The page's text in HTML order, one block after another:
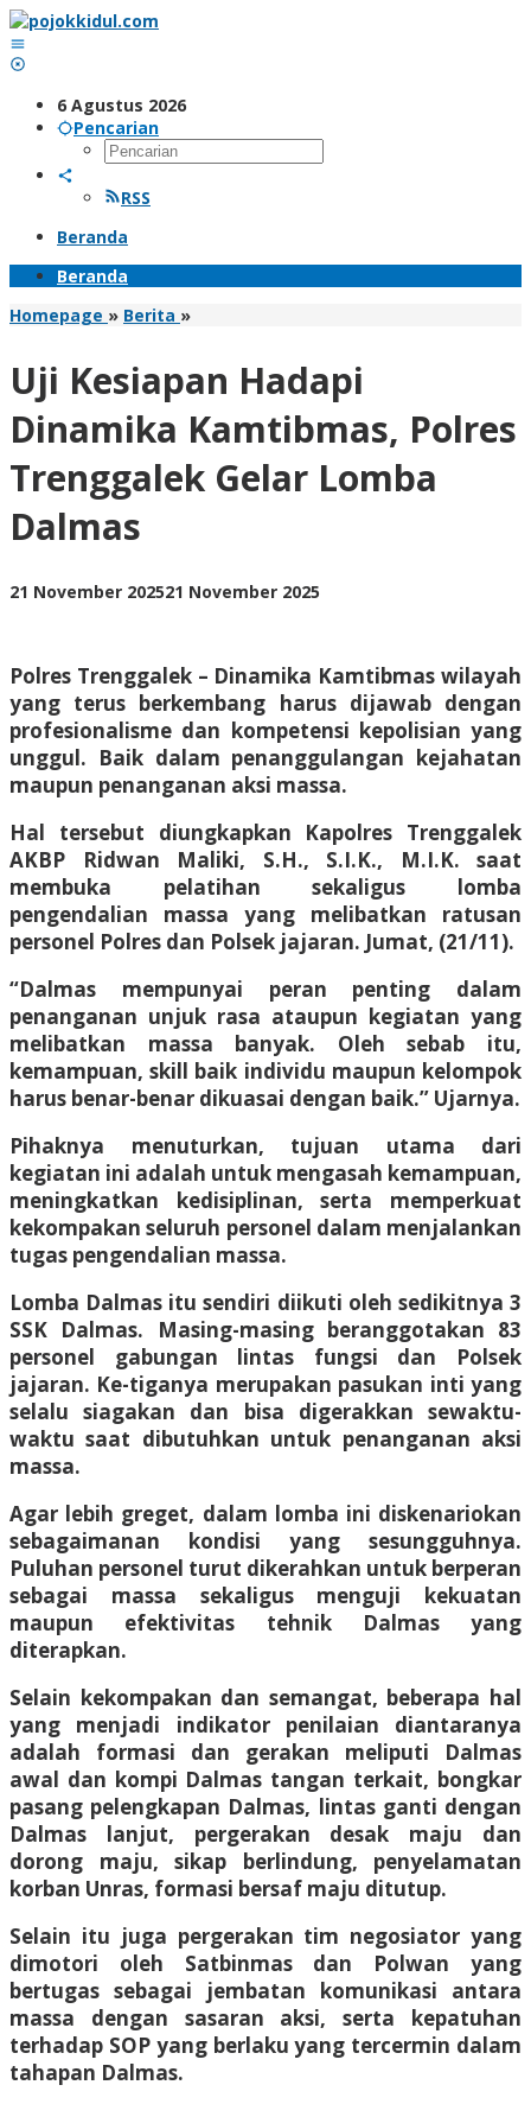
Lewati
ke
konten
6 Agustus 2026
Pencarian
RSS
Beranda
Beranda
Homepage » Berita »Uji
Dinamika
Polres
Trenggalek
Gelar
Lomba
Uji Kesiapan Hadapi
Dinamika Kamtibmas, Polres
Trenggalek Gelar Lomba
Dalmas
21 November 202521 November 2025
Polres Trenggalek – Dinamika Kamtibmas wilayah
yang terus berkembang harus dijawab dengan
profesionalisme dan kompetensi kepolisian yang
unggul. Baik dalam penanggulangan kejahatan
maupun penanganan aksi massa.
Hal tersebut diungkapkan Kapolres Trenggalek
AKBP Ridwan Maliki, S.H., S.I.K., M.I.K. saat
membuka pelatihan sekaligus lomba
pengendalian massa yang melibatkan ratusan
personel Polres dan Polsek jajaran. Jumat, (21/11).
“Dalmas mempunyai peran penting dalam
penanganan unjuk rasa ataupun kegiatan yang
melibatkan massa banyak. Oleh sebab itu,
kemampuan, skill baik individu maupun kelompok
harus benar-benar dikuasai dengan baik.” Ujarnya.
Pihaknya menuturkan, tujuan utama dari
kegiatan ini adalah untuk mengasah kemampuan,
meningkatkan kedisiplinan, serta memperkuat
kekompakan seluruh personel dalam menjalankan
tugas pengendalian massa.
Lomba Dalmas itu sendiri diikuti oleh sedikitnya 3
SSK Dalmas. Masing-masing beranggotakan 83
personel gabungan lintas fungsi dan Polsek
jajaran. Ke-tiganya merupakan pasukan inti yang
selalu siagakan dan bisa digerakkan sewaktu-
waktu saat dibutuhkan untuk penanganan aksi
massa.
Agar lebih greget, dalam lomba ini diskenariokan
sebagaimanan kondisi yang sesungguhnya.
Puluhan personel turut dikerahkan untuk berperan
sebagai massa sekaligus menguji kekuatan
maupun efektivitas tehnik Dalmas yang
diterapkan.
Selain kekompakan dan semangat, beberapa hal
yang menjadi indikator penilaian diantaranya
adalah formasi dan gerakan meliputi Dalmas
awal dan kompi Dalmas tangan terkait, bongkar
pasang pelengkapan Dalmas, lintas ganti dengan
Dalmas lanjut, pergerakan desak maju dan
dorong maju, sikap berlindung, penyelamatan
korban Unras, formasi bersaf maju ditutup.
Selain itu juga pergerakan tim negosiator yang
dimotori oleh Satbinmas dan Polwan yang
bertugas sebagai jembatan komunikasi antara
massa dengan sasaran aksi, serta kepatuhan
terhadap SOP yang berlaku yang tercermin dalam
tahapan Dalmas.